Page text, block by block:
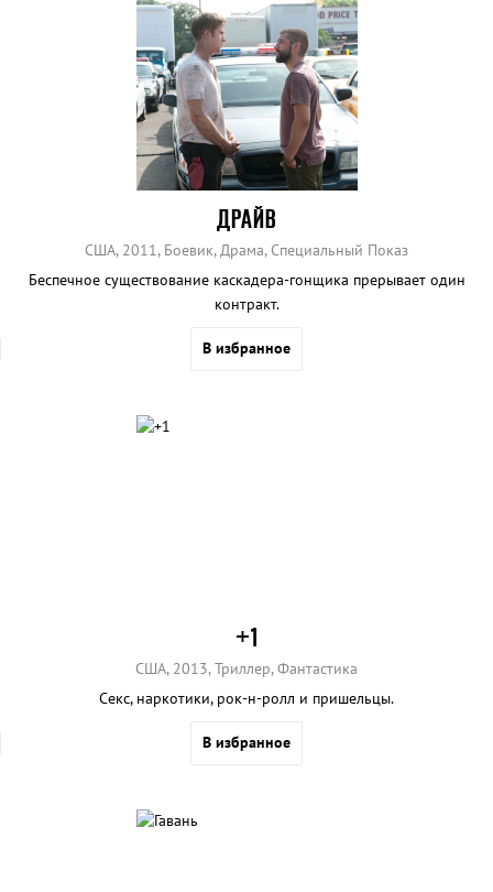
ДРАЙВ
США, 2011, Боевик, Драма, Специальный Показ
Беспечное существование каскадера-гонщика прерывает один
контракт.
В избранное
+1
США, 2013, Триллер, Фантастика
Секс, наркотики, рок-н-ролл и пришельцы.
В избранное